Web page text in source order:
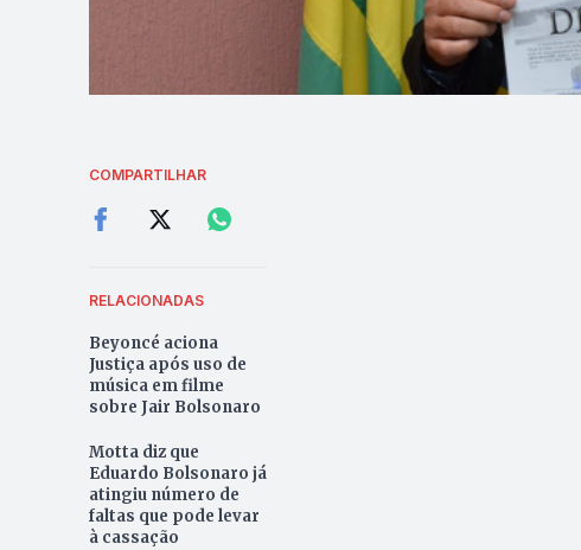
COMPARTILHAR
RELACIONADAS
Beyoncé aciona
Justiça após uso de
música em filme
sobre Jair Bolsonaro
Motta diz que
Eduardo Bolsonaro já
atingiu número de
faltas que pode levar
à cassação